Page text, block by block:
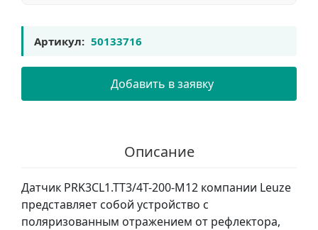
Артикул: 50133716
Добавить в заявку
Описание
Датчик PRK3CL1.TT3/4T-200-M12 компании Leuze
представляет собой устройство с
поляризованным отражением от рефлектора,